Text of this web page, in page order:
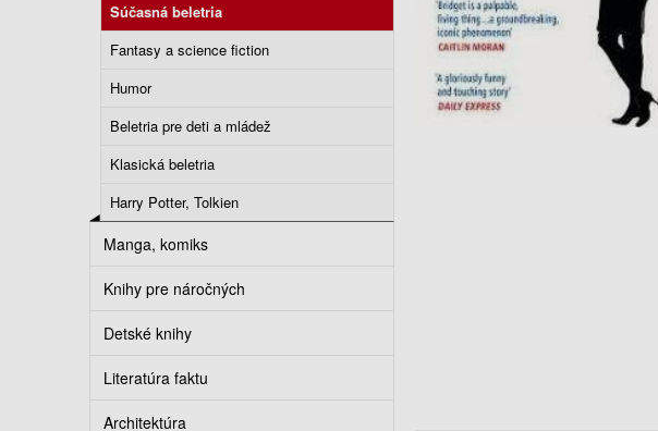
Súčasná beletria
Fantasy a science fiction
Humor
Beletria pre deti a mládež
Klasická beletria
Harry Potter, Tolkien
Manga, komiks
Knihy pre náročných
Detské knihy
Literatúra faktu
Architektúra